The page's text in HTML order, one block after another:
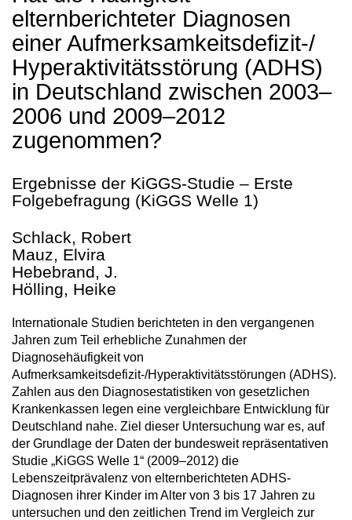
elternberichteter Diagnosen
einer Aufmerksamkeitsdefizit-/
Hyperaktivitätsstörung (ADHS)
in Deutschland zwischen 2003–
2006 und 2009–2012
zugenommen?
Ergebnisse der KiGGS-Studie – Erste
Folgebefragung (KiGGS Welle 1)
Schlack, Robert
Mauz, Elvira
Hebebrand, J.
Hölling, Heike
Internationale Studien berichteten in den vergangenen
Jahren zum Teil erhebliche Zunahmen der
Diagnosehäufigkeit von
Aufmerksamkeitsdefizit-/Hyperaktivitätsstörungen (ADHS).
Zahlen aus den Diagnosestatistiken von gesetzlichen
Krankenkassen legen eine vergleichbare Entwicklung für
Deutschland nahe. Ziel dieser Untersuchung war es, auf
der Grundlage der Daten der bundesweit repräsentativen
Studie „KiGGS Welle 1“ (2009–2012) die
Lebenszeitprävalenz von elternberichteten ADHS-
Diagnosen ihrer Kinder im Alter von 3 bis 17 Jahren zu
untersu­chen und den zeitlichen Trend im Vergleich zur